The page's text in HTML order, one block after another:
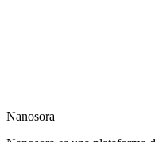
Nanosora